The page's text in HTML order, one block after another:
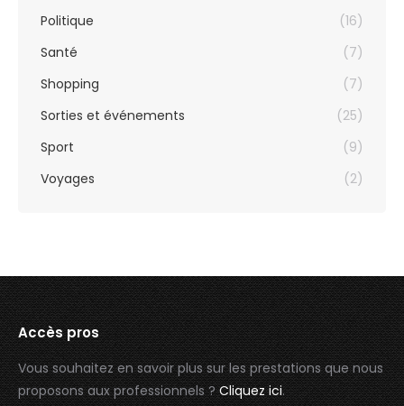
Politique
(16)
Santé
(7)
Shopping
(7)
Sorties et événements
(25)
Sport
(9)
Voyages
(2)
Accès pros
Vous souhaitez en savoir plus sur les prestations que nous
proposons aux professionnels ?Cliquez ici.